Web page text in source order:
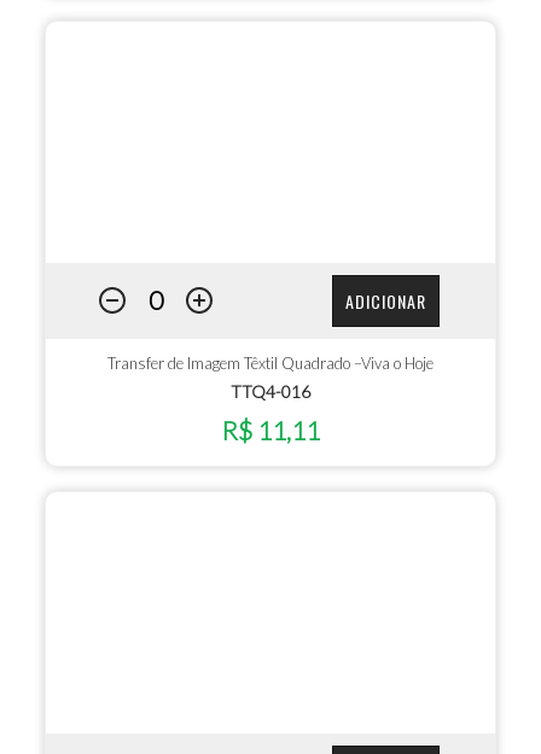
ADICIONAR
Transfer de Imagem Têxtil Quadrado –Viva o Hoje
TTQ4-016
R$ 11,11